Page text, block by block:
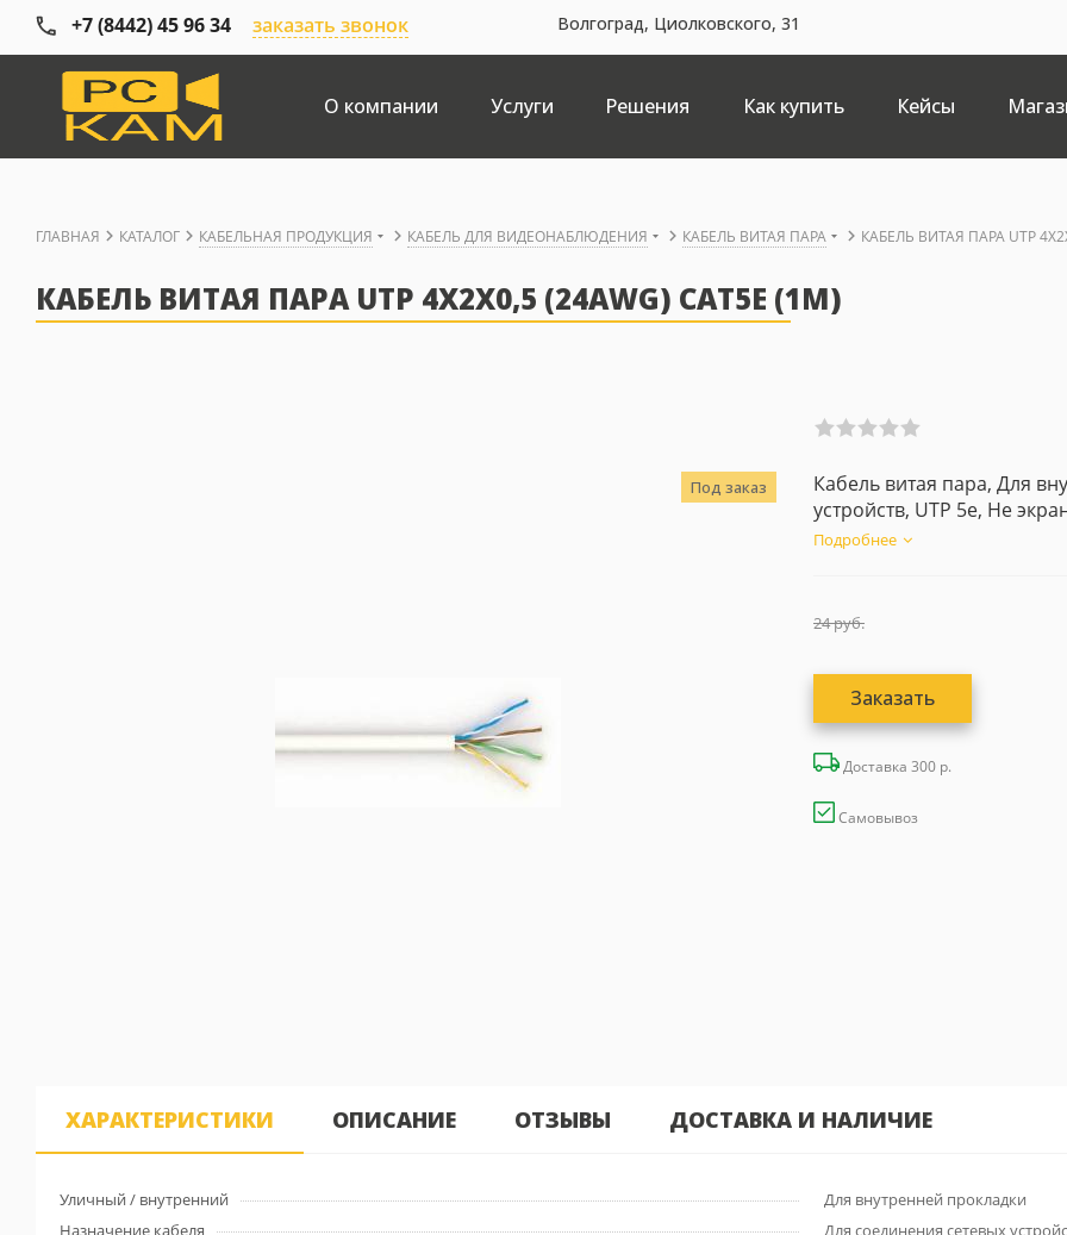
+7 (8442) 45 96 34 заказать звонок Волгоград, Циолковского, 31
О компании Услуги Решения Как купить Кейсы
ГЛАВНАЯ КАТАЛОГ КАБЕЛЬНАЯ ПРОДУКЦИЯ КАБЕЛЬ ДЛЯ ВИДЕОНАБЛЮДЕНИЯ КАБЕЛЬ ВИТАЯ ПАРА КАБЕЛЬ ВИТАЯ ПАРА UTP
КАБЕЛЬ ВИТАЯ ПАРА UTP 4X2X0,5 (24AWG) CAT5E (1М)
Под заказ
Кабель витая пара, Для
устройств, UTP 5e, Не
Подробнее
24руб.
Заказать
Доставка 300 р.
Самовывоз
ХАРАКТЕРИСТИКИ ОПИСАНИЕ ОТЗЫВЫ ДОСТАВКА И НАЛИЧИЕ
Уличный / внутренний
Для внутренней прокладки
Назначение кабеля
Для соединения сетевых